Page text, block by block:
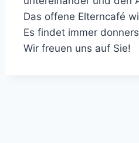
Das offene Elterncafé
Es findet immer
Wir freuen uns auf Sie!